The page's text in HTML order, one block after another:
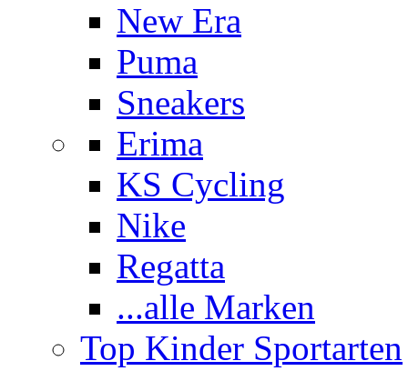
New Era
Puma
Sneakers
Erima
KS Cycling
Nike
Regatta
...alle Marken
Top Kinder Sportarten